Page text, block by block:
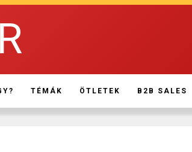
TÉMÁK ÖTLETEK B2B SALES